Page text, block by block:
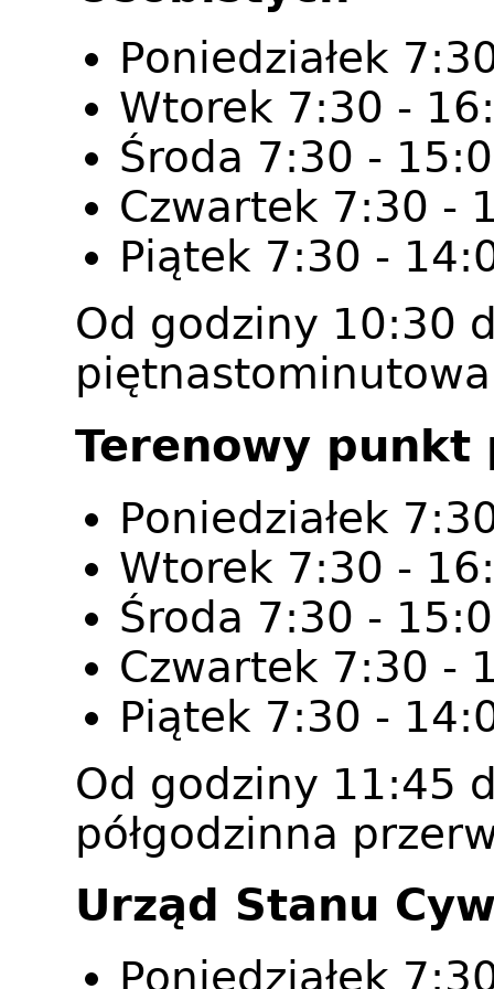
Poniedziałek
Wtorek 7:30 -
Środa 7:30 -
Czwartek 7:30 -
Piątek 7:30 -
Od godziny 10:30
Terenowy punkt
Poniedziałek
Wtorek 7:30 -
Środa 7:30 -
Czwartek 7:30 -
Piątek 7:30 -
Od godziny 11:45
półgodzinna
Urząd Stanu
Poniedziałek